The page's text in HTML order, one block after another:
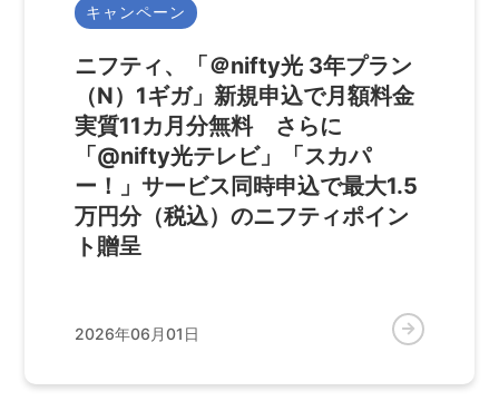
キャンペーン
ニフティ、「＠nifty光 3年プラン
（N）1ギガ」新規申込で月額料金
実質11カ月分無料 さらに
「@nifty光テレビ」「スカパ
ー！」サービス同時申込で最大1.5
万円分（税込）のニフティポイン
ト贈呈
2026年06月01日